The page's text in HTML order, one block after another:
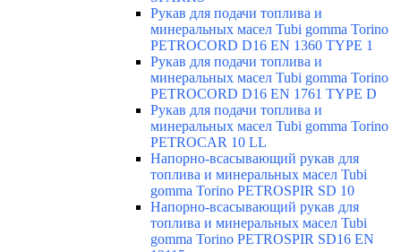
Рукав для подачи топлива и
минеральных масел Tubi gomma Torino
PETROCORD D16 EN 1360 TYPE 1
Рукав для подачи топлива и
минеральных масел Tubi gomma Torino
PETROCORD D16 EN 1761 TYPE D
Рукав для подачи топлива и
минеральных масел Tubi gomma Torino
PETROCAR 10 LL
Напорно-всасывающий рукав для
топлива и минеральных масел Tubi
gomma Torino PETROSPIR SD 10
Напорно-всасывающий рукав для
топлива и минеральных масел Tubi
gomma Torino PETROSPIR SD16 EN